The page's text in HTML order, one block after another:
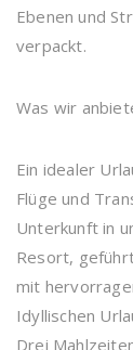
Ebenen und
verpackt.
Was wir
Ein idealer
Flüge und
Unterkunft in
Resort,
mit
Idyllischen
Drei